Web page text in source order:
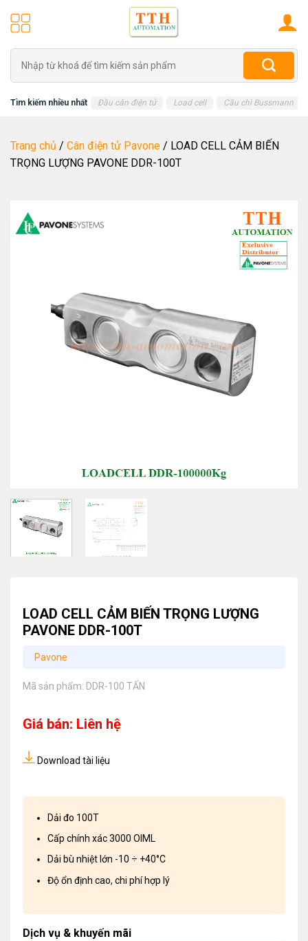
kiếm:
Tìm kiếm nhiều nhất Đầu cân điện tử Load cell Cầu chì Bussmann
Trang chủ / Cân điện tử Pavone / LOAD CELL CẢM BIẾN
TRỌNG LƯỢNG PAVONE DDR-100T
LOAD CELL CẢM BIẾN TRỌNG LƯỢNG
PAVONE DDR-100T
Pavone
Mã sản phẩm: DDR-100 TẤN
Giá bán: Liên hệ
Download tài liệu
Dải đo 100T
Cấp chính xác 3000 OIML
Dải bù nhiệt lớn -10 ÷ +40°C
Độ ổn định cao, chi phí hợp lý
Dịch vụ & khuyến mãi